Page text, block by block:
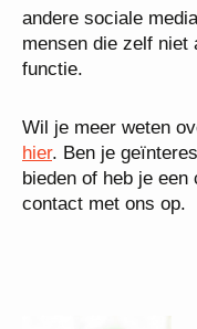
andere sociale
mensen die zelf niet
functie.
Wil je meer weten
hier. Ben je
bieden of heb je
contact met ons op.